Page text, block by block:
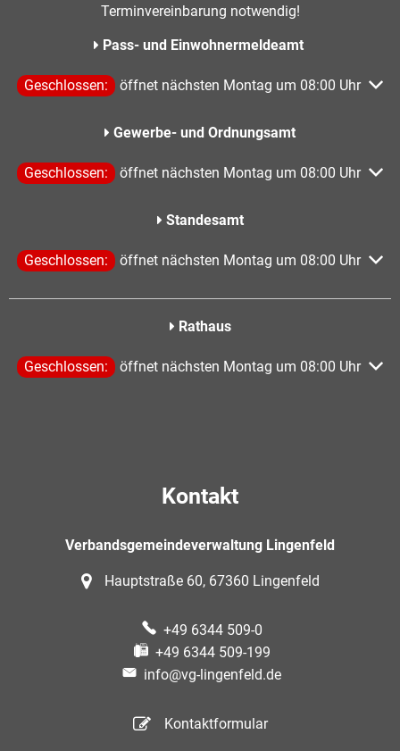
Terminvereinbarung notwendig!
Pass- und Einwohnermeldeamt
Klicken, um weitere Öffnungs- oder Schließzeiten
Geschlossen: öffnet nächsten Montag um 08:00 Uhr
Gewerbe- und Ordnungsamt
Klicken, um weitere Öffnungs- oder Schließzeiten
Geschlossen: öffnet nächsten Montag um 08:00 Uhr
Standesamt
Klicken, um weitere Öffnungs- oder Schließzeiten
Geschlossen: öffnet nächsten Montag um 08:00 Uhr
Rathaus
Klicken, um weitere Öffnungs- oder Schließzeiten
Geschlossen: öffnet nächsten Montag um 08:00 Uhr
Kontakt
Verbandsgemeindeverwaltung Lingenfeld
Hauptstraße 60, 67360 Lingenfeld
+49 6344 509-0
+49 6344 509-199
info@vg-lingenfeld.de
Kontaktformular